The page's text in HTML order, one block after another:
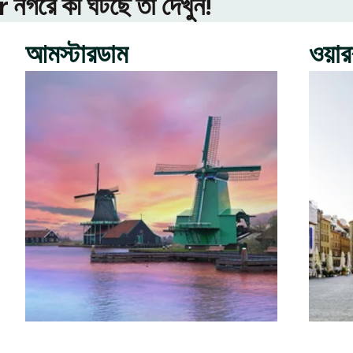
আমস্টারডাম